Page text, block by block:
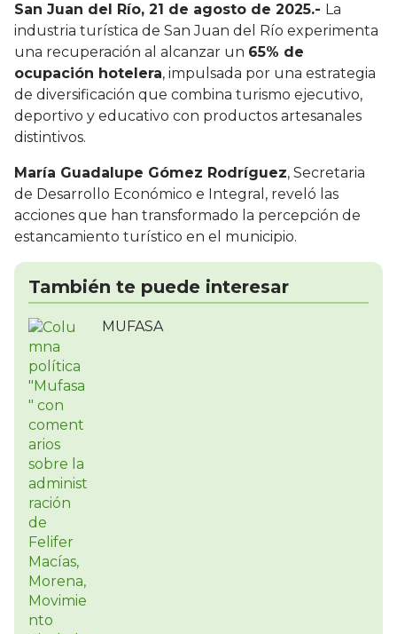
San Juan del Río, 21 de agosto de 2025.- La
industria turística de San Juan del Río experimenta
una recuperación al alcanzar un 65% de
ocupación hotelera, impulsada por una estrategia
de diversificación que combina turismo ejecutivo,
deportivo y educativo con productos artesanales
distintivos.
María Guadalupe Gómez Rodríguez, Secretaria
de Desarrollo Económico e Integral, reveló las
acciones que han transformado la percepción de
estancamiento turístico en el municipio.
También te puede interesar
MUFASA